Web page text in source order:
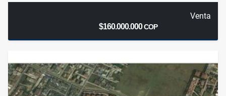
Venta
$160.000.000COP